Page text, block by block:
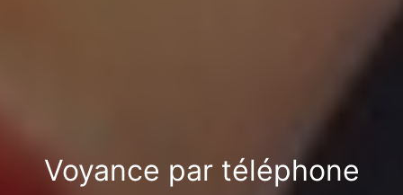
Voyance par téléphone